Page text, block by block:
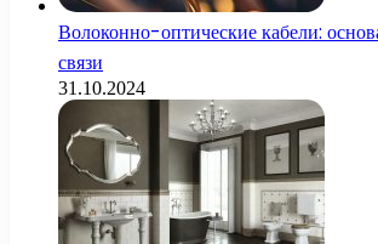
Волоконно-оптические кабели:
связи
31.10.2024